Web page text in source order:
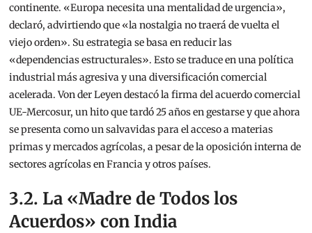
continente. «Europa necesita una mentalidad de urgencia»,
declaró, advirtiendo que «la nostalgia no traerá de vuelta el
viejo orden». Su estrategia se basa en reducir las
«dependencias estructurales». Esto se traduce en una política
industrial más agresiva y una diversificación comercial
acelerada. Von der Leyen destacó la firma del acuerdo comercial
UE-Mercosur, un hito que tardó 25 años en gestarse y que ahora
se presenta como un salvavidas para el acceso a materias
primas y mercados agrícolas, a pesar de la oposición interna de
sectores agrícolas en Francia y otros países.
3.2. La «Madre de Todos los
Acuerdos» con India